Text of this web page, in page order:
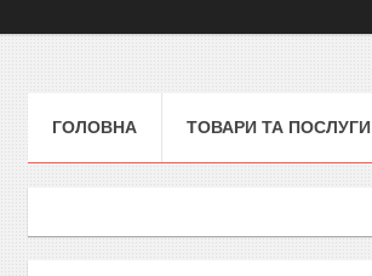
ГОЛОВНА ТОВАРИ ТА ПОСЛУГИ